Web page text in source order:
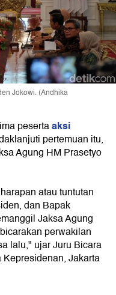
Jokowi. (Andhika
pesertaaksi
pertemuan itu,
Agung HM Prasetyo
atau tuntutan
dan Bapak
Jaksa Agung
perwakilan
lalu," ujar Juru Bicara
Jakarta